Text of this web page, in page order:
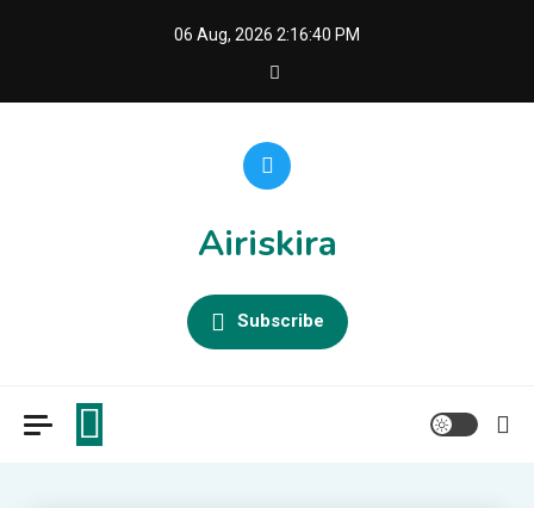
06 Aug, 2026 2:16:41 PM
Airiskira
Subscribe